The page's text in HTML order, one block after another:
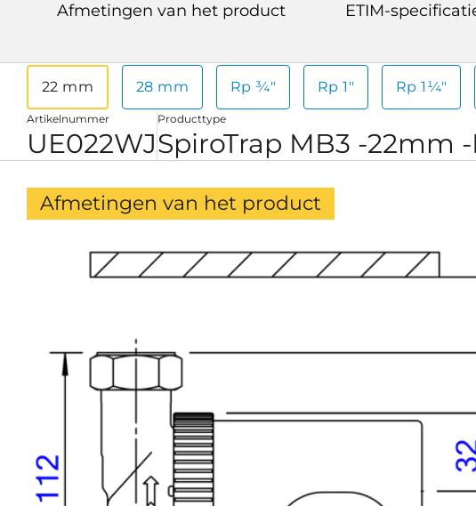
Afmetingen van het product ETIM-
22 mm 28 mm Rp ¾" Rp 1" Rp 1¼"
Artikelnummer
UE022WJ
Producttype
SpiroTrap MB3 -22mm
Afmetingen van het product